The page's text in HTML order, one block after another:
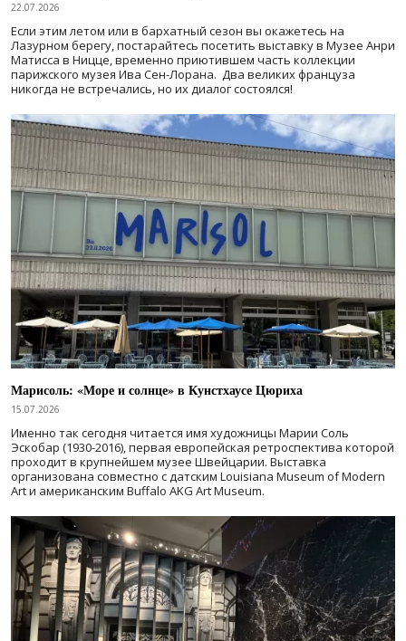
22.07.2026
Если этим летом или в бархатный сезон вы окажетесь на
Лазурном берегу, постарайтесь посетить выставку в Музее Анри
Матисса в Ницце, временно приютившем часть коллекции
парижского музея Ива Сен-Лорана. Два великих француза
никогда не встречались, но их диалог состоялся!
Марисоль: «Море и солнце» в Кунстхаусе Цюриха
15.07.2026
Именно так сегодня читается имя художницы Марии Соль
Эскобар (1930-2016), первая европейская ретроспектива которой
проходит в крупнейшем музее Швейцарии. Выставка
организована совместно с датским Louisiana Museum of Modern
Art и американским Buffalo AKG Art Museum.